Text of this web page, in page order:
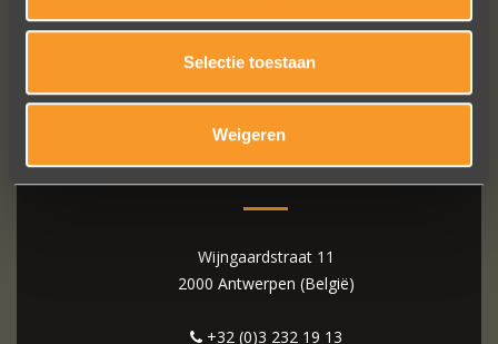
Selectie toestaan
Weigeren
WIM MEEUSSEN
Wijngaardstraat 11
2000 Antwerpen (België)
+32 (0)3 232 19 13